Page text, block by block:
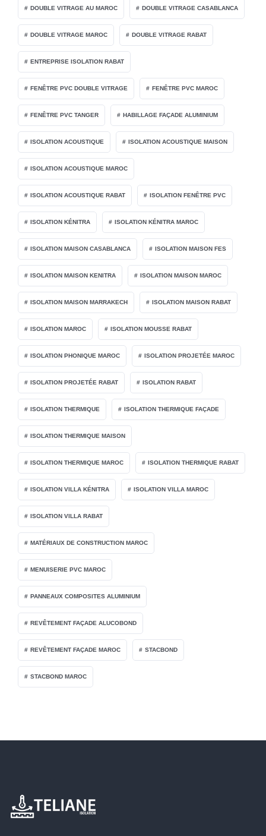
DOUBLE VITRAGE AU MAROC DOUBLE VITRAGE CASABLANCA
DOUBLE VITRAGE MAROC DOUBLE VITRAGE RABAT
ENTREPRISE ISOLATION RABAT
FENÊTRE PVC DOUBLE VITRAGE FENÊTRE PVC MAROC
FENÊTRE PVC TANGER HABILLAGE FAÇADE ALUMINIUM
ISOLATION ACOUSTIQUE ISOLATION ACOUSTIQUE MAISON
ISOLATION ACOUSTIQUE MAROC
ISOLATION ACOUSTIQUE RABAT ISOLATION FENÊTRE PVC
ISOLATION KÉNITRA ISOLATION KÉNITRA MAROC
ISOLATION MAISON CASABLANCA ISOLATION MAISON FES
ISOLATION MAISON KENITRA ISOLATION MAISON MAROC
ISOLATION MAISON MARRAKECH ISOLATION MAISON RABAT
ISOLATION MAROC ISOLATION MOUSSE RABAT
ISOLATION PHONIQUE MAROC ISOLATION PROJETÉE MAROC
ISOLATION PROJETÉE RABAT ISOLATION RABAT
ISOLATION THERMIQUE ISOLATION THERMIQUE FAÇADE
ISOLATION THERMIQUE MAISON
ISOLATION THERMIQUE MAROC ISOLATION THERMIQUE RABAT
ISOLATION VILLA KÉNITRA ISOLATION VILLA MAROC
ISOLATION VILLA RABAT
MATÉRIAUX DE CONSTRUCTION MAROC
MENUISERIE PVC MAROC
PANNEAUX COMPOSITES ALUMINIUM
REVÊTEMENT FAÇADE ALUCOBOND
REVÊTEMENT FAÇADE MAROC STACBOND
STACBOND MAROC